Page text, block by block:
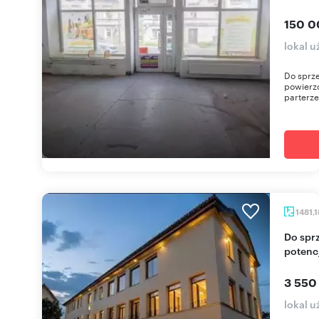
150
lokal
Do
Do sprzedania inwestycja w centrum Zgorzelca z
3
lokal